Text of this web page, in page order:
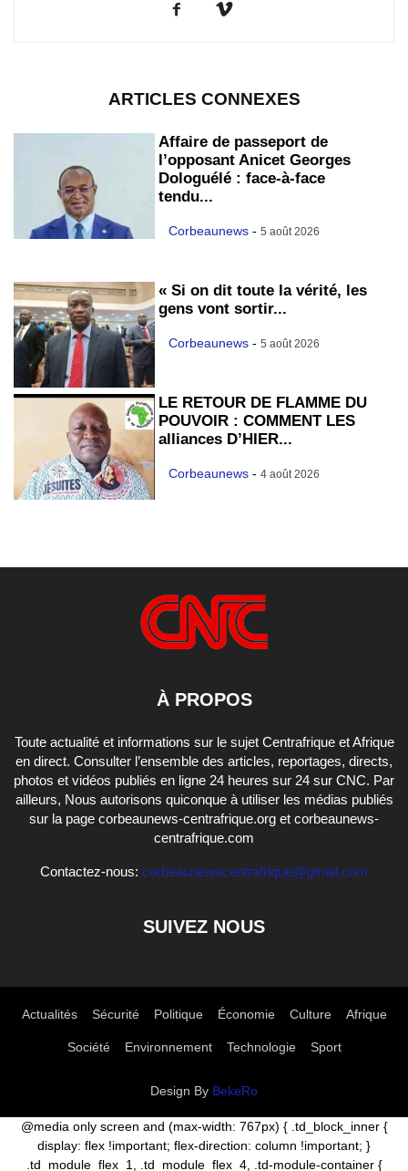
ARTICLES CONNEXES
Affaire de passeport de
l’opposant Anicet Georges
Dologuélé : face-à-face
tendu...
Corbeaunews - 5 août 2026
« Si on dit toute la vérité, les
gens vont sortir...
Corbeaunews - 5 août 2026
LE RETOUR DE FLAMME DU
POUVOIR : COMMENT LES
alliances D’HIER...
Corbeaunews - 4 août 2026
À PROPOS
Toute actualité et informations sur le sujet Centrafrique et Afrique
en direct. Consulter l’ensemble des articles, reportages, directs,
photos et vidéos publiés en ligne 24 heures sur 24 sur CNC. Par
ailleurs, Nous autorisons quiconque à utiliser les médias publiés
sur la page corbeaunews-centrafrique.org et corbeaunews-
centrafrique.com
Contactez-nous: corbeaunewscentrafrique@gmail.com
SUIVEZ NOUS
Actualités Sécurité Politique Économie Culture Afrique
Société Environnement Technologie Sport
Design By BekeRo
@media only screen and (max-width: 767px) { .td_block_inner {
display: flex !important; flex-direction: column !important; }
.td_module_flex_1, .td_module_flex_4, .td-module-container {